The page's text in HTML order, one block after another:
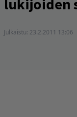
lukijoiden
Julkaistu: 23.2.2011 13:06